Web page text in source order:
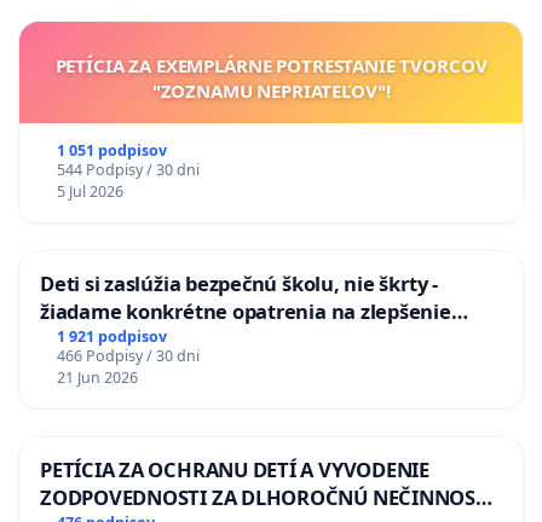
PETÍCIA ZA EXEMPLÁRNE POTRESTANIE TVORCOV
"ZOZNAMU NEPRIATEĽOV"!
1 051 podpisov
544 Podpisy / 30 dni
5 Jul 2026
Deti si zaslúžia bezpečnú školu, nie škrty -
žiadame konkrétne opatrenia na zlepšenie
situácie v školstve
1 921 podpisov
466 Podpisy / 30 dni
21 Jun 2026
PETÍCIA ZA OCHRANU DETÍ A VYVODENIE
ZODPOVEDNOSTI ZA DLHOROČNÚ NEČINNOSŤ